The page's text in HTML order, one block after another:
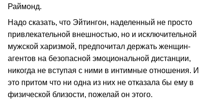
Раймонд.
Надо сказать, что Эйтингон, наделенный не просто
привлекательной внешностью, но и исключительной
мужской харизмой, предпочитал держать женщин-
агентов на безопасной эмоциональной дистанции,
никогда не вступая с ними в интимные отношения. И
это притом что ни одна из них не отказала бы ему в
физической близости, пожелай он этого.